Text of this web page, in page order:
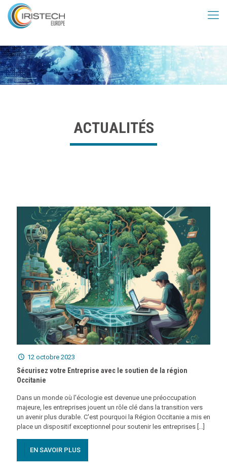
ACTUALITÉS
12 octobre 2023
Sécurisez votre Entreprise avec le soutien de la région
Occitanie
Dans un monde où l'écologie est devenue une préoccupation
majeure, les entreprises jouent un rôle clé dans la transition vers
un avenir plus durable. C'est pourquoi la Région Occitanie a mis en
place un dispositif exceptionnel pour soutenir les entreprises [...]
EN SAVOIR PLUS